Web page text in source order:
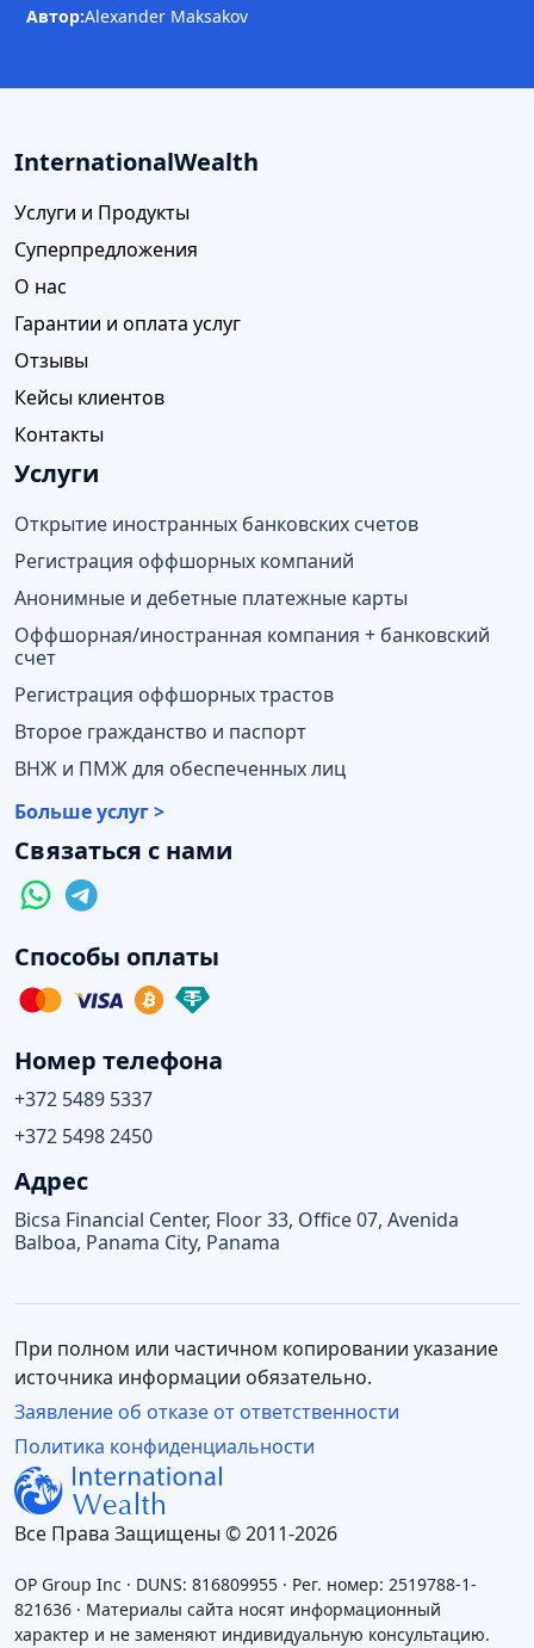
Автор:Alexander Maksakov
InternationalWealth
Услуги и Продукты
Суперпредложения
О нас
Гарантии и оплата услуг
Отзывы
Кейсы клиентов
Контакты
Услуги
Открытие иностранных банковских счетов
Регистрация оффшорных компаний
Анонимные и дебетные платежные карты
Оффшорная/иностранная компания + банковский
счет
Регистрация оффшорных трастов
Второе гражданство и паспорт
ВНЖ и ПМЖ для обеспеченных лиц
Больше услуг >
Связаться с нами
Способы оплаты
Номер телефона
+372 5489 5337
+372 5498 2450
Адрес
Bicsa Financial Center, Floor 33, Office 07, Avenida
Balboa, Panama City, Panama
Все Права Защищены © 2011-2026
Политика конфиденциальности
При полном или частичном копировании указание
источника информации обязательно.
Заявление об отказе от ответственности
OP Group Inc · DUNS: 816809955 · Рег. номер: 2519788-1-
821636 · Материалы сайта носят информационный
характер и не заменяют индивидуальную консультацию.